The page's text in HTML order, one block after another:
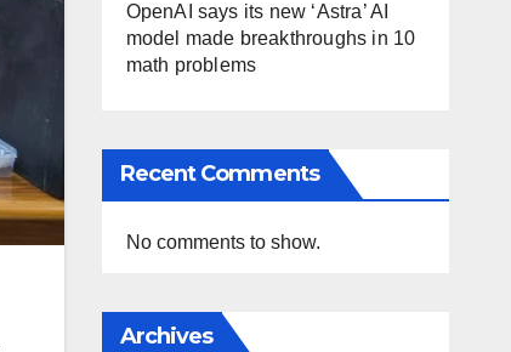
OpenAI says its new ‘Astra’ AI
model made breakthroughs in 10
math problems
Recent Comments
No comments to show.
Archives